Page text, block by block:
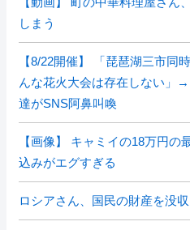
しまう
【8/22開催】 「琵琶湖三市同
んな花火大会は存在しない」
達がSNS阿鼻叫喚
【画像】 キャミイの18万円の
込みがエグすぎる
ロシアさん、国民の財産を没